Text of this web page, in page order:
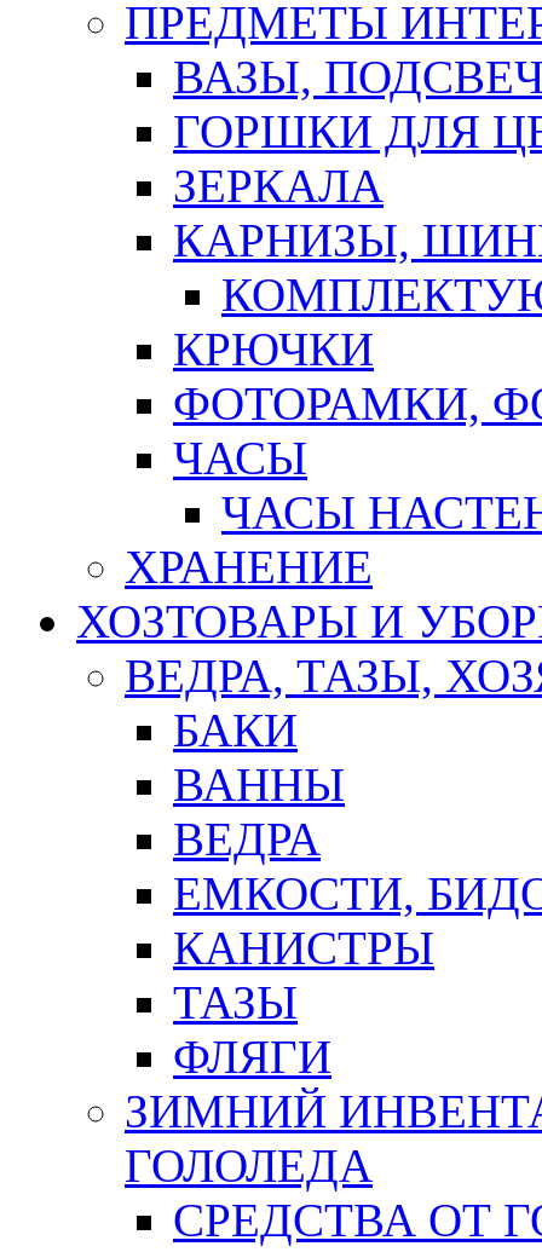
ПРЕДМЕТЫ
ВАЗЫ,
ГОРШКИ ДЛЯ
ЗЕРКАЛА
КАРНИЗЫ,
КРЮЧКИ
ФОТОРАМКИ,
ЧАСЫ
ЧАСЫ
ХРАНЕНИЕ
ХОЗТОВАРЫ И
ВЕДРА, ТАЗЫ,
БАКИ
ВАННЫ
ВЕДРА
ЕМКОСТИ,
КАНИСТРЫ
ТАЗЫ
ФЛЯГИ
ЗИМНИЙ
ГОЛОЛЕДА
СРЕДСТВА ОТ